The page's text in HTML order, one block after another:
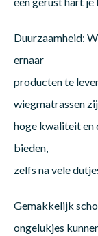
Duurzaamheid:
ernaar
producten te
wiegmatrassen
hoge kwaliteit en
bieden,
zelfs na vele
Gemakkelijk
ongelukjes